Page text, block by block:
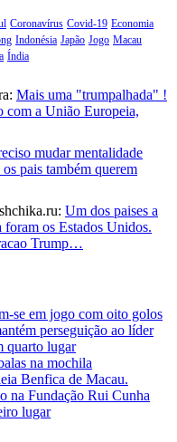
Coronavírus Covid-19 Economia
Indonésia Japão Jogo Macau
Índia
Mais uma "trumpalhada" !
com a União Europeia,
mudar mentalidade
pais também querem
Um dos paises a
foram os Estados Unidos.
Trump…
se em jogo com oito golos
perseguição ao líder
quarto lugar
na mochila
Benfica de Macau.
na Fundação Rui Cunha
lugar